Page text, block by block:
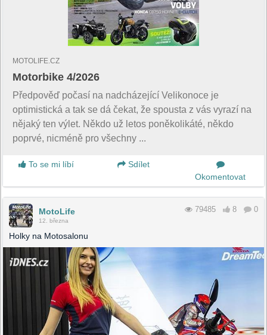
MOTOLIFE.CZ
Motorbike 4/2026
Předpověď počasí na nadcházející Velikonoce je
optimistická a tak se dá čekat, že spousta z vás vyrazí na
nějaký ten výlet. Někdo už letos poněkolikáté, někdo
poprvé, nicméně pro všechny ...
To se mi líbí
Sdílet
Okomentovat
MotoLife
12. března
79485 8 0
Holky na Motosalonu